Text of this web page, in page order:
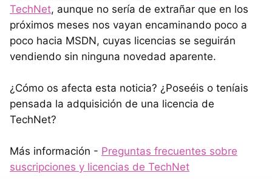
TechNet, aunque no sería de extrañar que en los
próximos meses nos vayan encaminando poco a
poco hacia MSDN, cuyas licencias se seguirán
vendiendo sin ninguna novedad aparente.
¿Cómo os afecta esta noticia? ¿Poseéis o teníais
pensada la adquisición de una licencia de
TechNet?
Más información - Preguntas frecuentes sobre
suscripciones y licencias de TechNet